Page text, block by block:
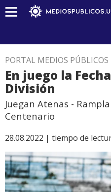
PORTAL MEDIOS PÚBLICOS
En juego la
División
Juegan Atenas -
Centenario
28.08.2022 | tiempo de